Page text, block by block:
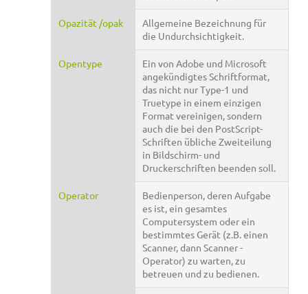
Opazität /opak
Allgemeine Bezeichnung für
die Undurchsichtigkeit.
Opentype
Ein von Adobe und Microsoft
angekündigtes Schriftformat,
das nicht nur Type-1 und
Truetype in einem einzigen
Format vereinigen, sondern
auch die bei den PostScript-
Schriften übliche Zweiteilung
in Bildschirm- und
Druckerschriften beenden soll.
Operator
Bedienperson, deren Aufgabe
es ist, ein gesamtes
Computersystem oder ein
bestimmtes Gerät (z.B. einen
Scanner, dann Scanner -
Operator) zu warten, zu
betreuen und zu bedienen.